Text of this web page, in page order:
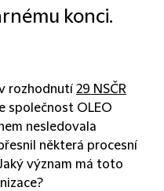
konci.
rozhodnutí 29 NSČR
společnost OLEO
nesledovala
některá procesní
význam má toto